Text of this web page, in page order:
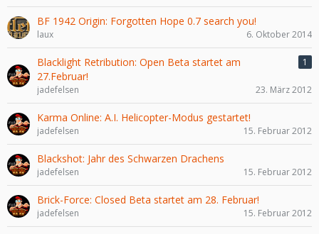
BF 1942 Origin: Forgotten Hope 0.7 search you!
laux 6. Oktober 2014
Blacklight Retribution: Open Beta startet am
27.Februar!
1
jadefelsen 23. März 2012
Karma Online: A.I. Helicopter-Modus gestartet!
jadefelsen 15. Februar 2012
Blackshot: Jahr des Schwarzen Drachens
jadefelsen 15. Februar 2012
Brick-Force: Closed Beta startet am 28. Februar!
jadefelsen 15. Februar 2012